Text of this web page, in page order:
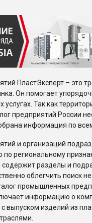
ПластЭксперт – это
Он помогает
услугах. Так как
предприятий России
информация по
и организаций
по региональному
содержит разделы и
облегчить поиск
промышленных
информацию о
выпуском изделий из